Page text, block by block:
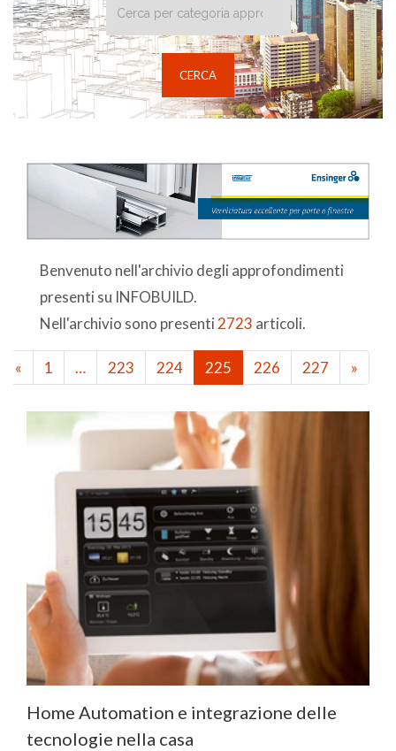
Benvenuto nell'archivio degli approfondimenti
presenti su INFOBUILD.
Nell'archivio sono presenti 2723 articoli.
« 1 … 223 224 225 226 227 »
Home Automation e integrazione delle
tecnologie nella casa